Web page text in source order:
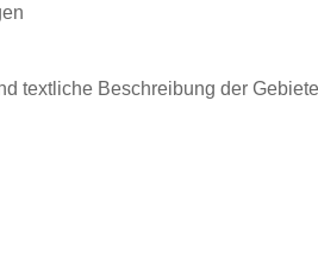
textliche Beschreibung der